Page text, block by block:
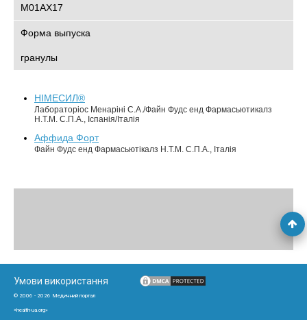
M01AX17
Форма выпуска
гранулы
НІМЕСИЛ®
Лабораторіос Менаріні С.А./Файн Фудс енд Фармасьютикалз
Н.Т.М. С.П.А., Іспанія/Італія
Аффида Форт
Файн Фудс енд Фармасьютікалз Н.Т.М. С.П.А., Італія
Умови використання
© 2006 - 2026 Медичний портал
«health-ua.org»